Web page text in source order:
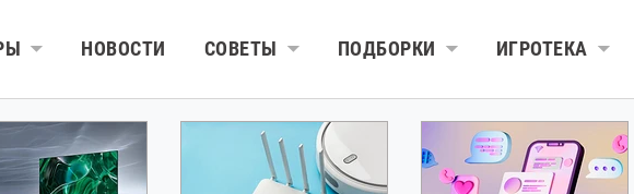
НОВОСТИ СОВЕТЫ ПОДБОРКИ ИГРОТЕКА